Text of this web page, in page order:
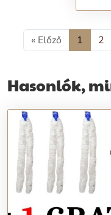
« Előző 1 2
Hasonlók,